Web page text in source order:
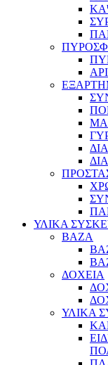
ΥΛΙΚΑ
ΒΑΖΑ
ΔΟΧΕΙΑ
ΥΛΙΚΑ